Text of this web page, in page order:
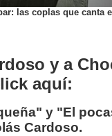
las coplas que canta
y a
aquí:
y "El
Cardoso.